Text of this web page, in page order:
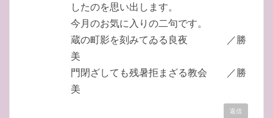
したのを思い出します。
今月のお気に入りの二句です。
蔵の町影を刻みてゐる良夜 ／勝
美
門閉ざしても残暑拒まざる教会 ／勝
美
返信